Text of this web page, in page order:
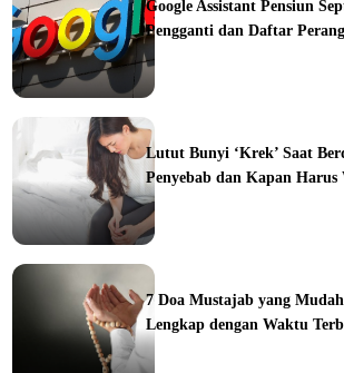
Google Assistant Pensiun
Pengganti dan Daftar
Lutut Bunyi ‘Krek’ Saat
Penyebab dan Kapan Harus
7 Doa Mustajab yang
Lengkap dengan Waktu